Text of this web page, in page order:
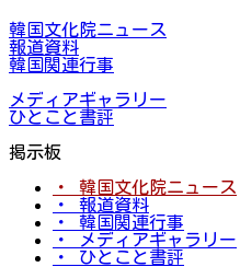
韓国文化院ニュース
報道資料
韓国関連行事
メディアギャラリー
ひとこと書評
掲示板
・ 韓国文化院ニュース
・ 報道資料
・ 韓国関連行事
・ メディアギャラリー
・ ひとこと書評